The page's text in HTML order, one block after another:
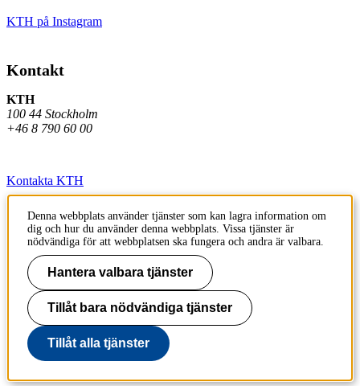
KTH på Instagram
Kontakt
KTH
100 44 Stockholm
+46 8 790 60 00
Kontakta KTH
Jobba på KTH
Press och media
Faktura och betalning KTH
Om KTH:s webbplatser
Tillgänglighetsredogörelse
Denna webbplats använder tjänster som kan lagra information om
dig och hur du använder denna webbplats. Vissa tjänster är
nödvändiga för att webbplatsen ska fungera och andra är valbara.
Hantera valbara tjänster
Tillåt bara nödvändiga tjänster
Tillåt alla tjänster